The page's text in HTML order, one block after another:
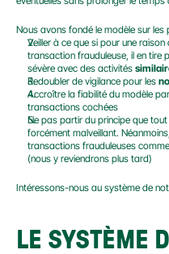
Nous avons fondé le modèle sur les
Veiller à ce que si pour une
transaction frauduleuse, il en tire
sévère avec des activités
Redoubler de vigilance pour les
Accroître la fiabilité du modèle
transactions cochées
Ne pas partir du principe que
forcément malveillant.
transactions frauduleuses
(nous y reviendrons plus tard)
Intéressons-nous au système de
LE SYSTÈME